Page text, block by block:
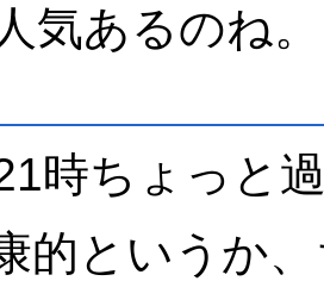
気あるのね
時ちょっと
的というか